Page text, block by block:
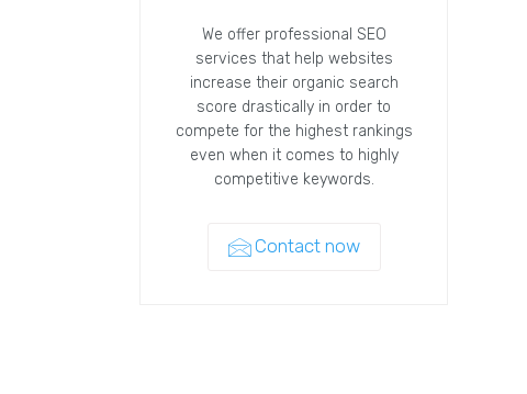
We offer professional SEO
services that help websites
increase their organic search
score drastically in order to
compete for the highest rankings
even when it comes to highly
competitive keywords.
Contact now